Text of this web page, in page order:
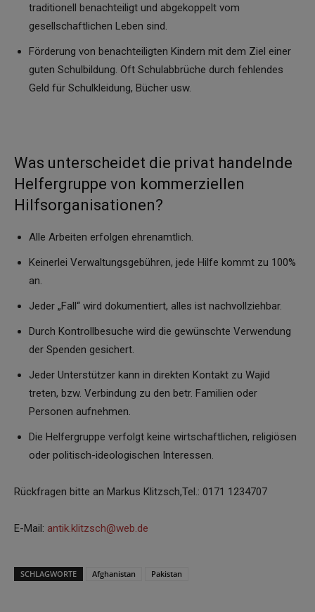
traditionell benachteiligt und abgekoppelt vom
gesellschaftlichen Leben sind.
Förderung von benachteiligten Kindern mit dem Ziel einer
guten Schulbildung. Oft Schulabbrüche durch fehlendes
Geld für Schulkleidung, Bücher usw.
Was unterscheidet die privat handelnde
Helfergruppe von kommerziellen
Hilfsorganisationen?
Alle Arbeiten erfolgen ehrenamtlich.
Keinerlei Verwaltungsgebühren, jede Hilfe kommt zu 100%
an.
Jeder „Fall“ wird dokumentiert, alles ist nachvollziehbar.
Durch Kontrollbesuche wird die gewünschte Verwendung
der Spenden gesichert.
Jeder Unterstützer kann in direkten Kontakt zu Wajid
treten, bzw. Verbindung zu den betr. Familien oder
Personen aufnehmen.
Die Helfergruppe verfolgt keine wirtschaftlichen, religiösen
oder politisch-ideologischen Interessen.
Rückfragen bitte an Markus Klitzsch,Tel.: 0171 1234707
E-Mail: antik.klitzsch@web.de
SCHLAGWORTE Afghanistan Pakistan